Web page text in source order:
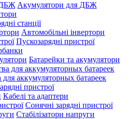
Акумулятори для ДБЖ
станції
Автомобільні інвертори
Пускозарядні пристрої
Батарейки та акумулятори
аккумуляторных батареек
пристрої
Кабелі та адаптери
Сонячні зарядні пристрої
Стабілізатори напруги